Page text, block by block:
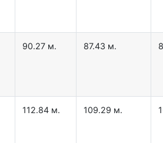
90.27 м. 87.43 м.
112.84 м. 109.29 м.